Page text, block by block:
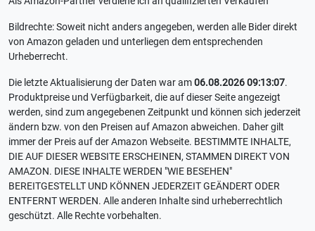
Bildrechte: Soweit nicht anders angegeben, werden alle Bider direkt
von Amazon geladen und unterliegen dem entsprechenden
Urheberrecht.
Die letzte Aktualisierung der Daten war am06.08.2026 09:13:07.
Produktpreise und Verfügbarkeit, die auf dieser Seite angezeigt
werden, sind zum angegebenen Zeitpunkt und können sich jederzeit
ändern bzw. von den Preisen auf Amazon abweichen. Daher gilt
immer der Preis auf der Amazon Webseite. BESTIMMTE INHALTE,
DIE AUF DIESER WEBSITE ERSCHEINEN, STAMMEN DIREKT VON
AMAZON. DIESE INHALTE WERDEN "WIE BESEHEN"
BEREITGESTELLT UND KÖNNEN JEDERZEIT GEÄNDERT ODER
ENTFERNT WERDEN. Alle anderen Inhalte sind urheberrechtlich
geschützt. Alle Rechte vorbehalten.